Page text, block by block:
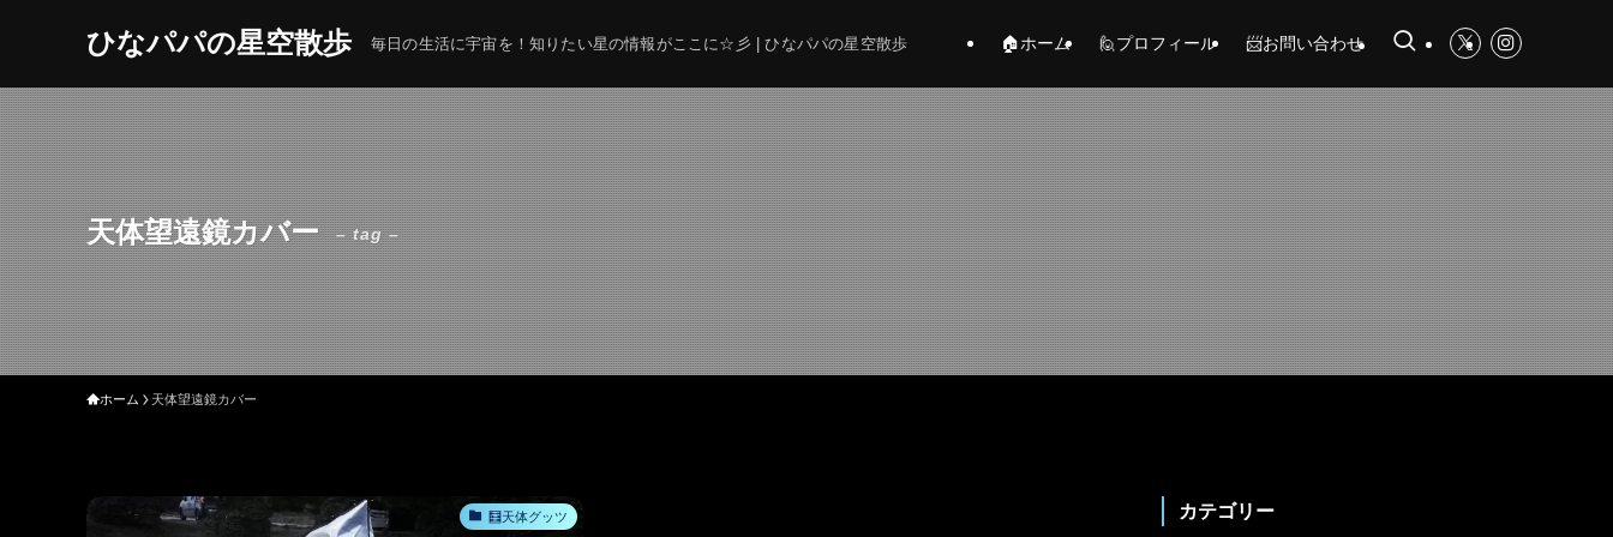
ひなパパの星空散歩 毎日の生活に宇宙を！知りたい星の情報がここに☆彡 | ひなパパの星空散歩 🏠ホーム 🙋プロフィール 📨お問い合わせ
天体望遠鏡カバー – tag –
ホーム 天体望遠鏡カバー
🧮天体グッツ カテゴリー